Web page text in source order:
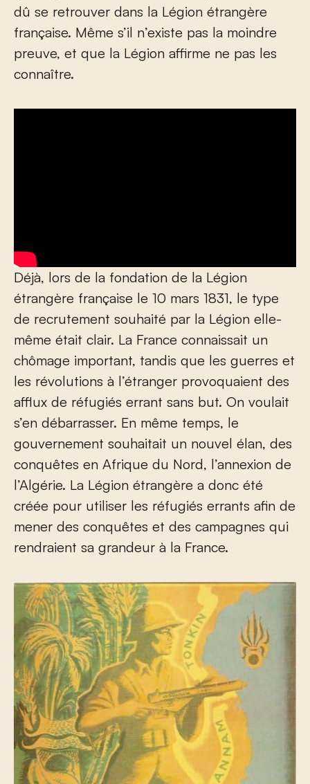
dû se retrouver dans la Légion étrangère
française. Même s’il n’existe pas la moindre
preuve, et que la Légion affirme ne pas les
connaître.
Déjà, lors de la fondation de la Légion
étrangère française le 10 mars 1831, le type
de recrutement souhaité par la Légion elle-
même était clair. La France connaissait un
chômage important, tandis que les guerres et
les révolutions à l’étranger provoquaient des
afflux de réfugiés errant sans but. On voulait
s’en débarrasser. En même temps, le
gouvernement souhaitait un nouvel élan, des
conquêtes en Afrique du Nord, l’annexion de
l’Algérie. La Légion étrangère a donc été
créée pour utiliser les réfugiés errants afin de
mener des conquêtes et des campagnes qui
rendraient sa grandeur à la France.